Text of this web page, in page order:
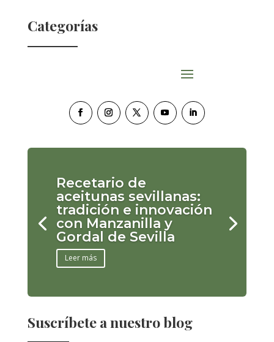
Categorías
Recetario de
aceitunas sevillanas:
tradición e innovación
con Manzanilla y
Gordal de Sevilla
Leer más
Suscríbete a nuestro blog